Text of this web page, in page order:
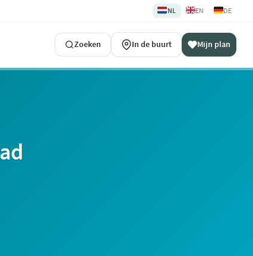
🇳🇱NL 🇬🇧EN 🇩🇪DE
Zoeken In de buurt Mijn plan